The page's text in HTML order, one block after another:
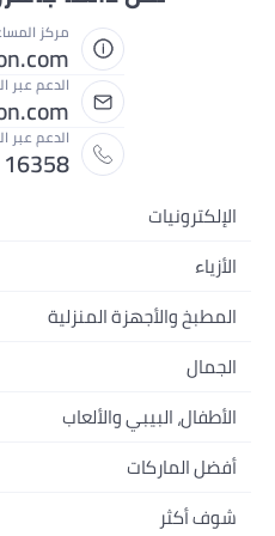
مركز
الدعم عبر
الدعم عبر
16358
الإلكترونيات
الهواتف المتحركة
أجهزة الكمبيوتر المحمولة
الأجهزة المنزلية
التلفزيونات
سماعات الرأس
ألعاب الفيديو
الأزياء
أزياء نسائية
أزياء البنات
أزياء الأولاد
ساعات يد للنساء
النظارات
المطبخ والأجهزة المنزلية
المطبخ وأدوات الطعام
مستلزمات الحمام
ديكورات المنازل
الجمال
العطور النسائية
المكياج
العناية بالشعر
الأطفال، البيبي والألعاب
عربات الأطفال وإكسسواراتها
ملابس الأطفال
أفضل الماركات
أبل
شوف أكثر